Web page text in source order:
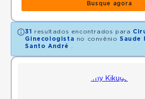
Busque agora
31 resultados encontrados para
Ginecologista no convênio Saude
Santo André